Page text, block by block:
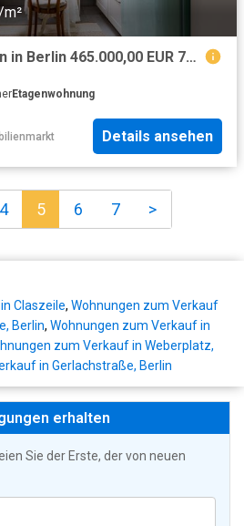
Wohnung zum Kaufen in Berlin 465.000,00 EUR 73.2 m²
Etagenwohnung
Details ansehen
4 5 6 7 >
Claszeile, Wohnungen zum Verkauf
Berlin, Wohnungen zum Verkauf in
zum Verkauf in Weberplatz,
in Gerlachstraße, Berlin
erhalten
Sie der Erste, der von neuen